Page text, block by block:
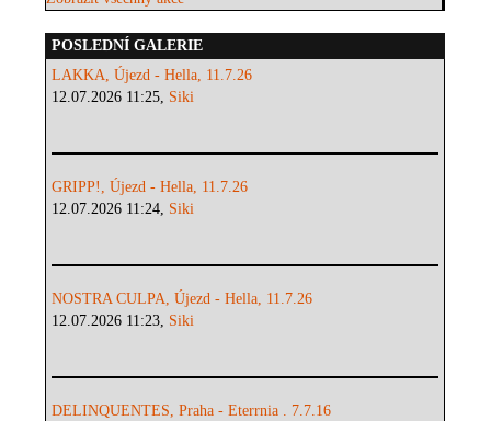
POSLEDNÍ GALERIE
LAKKA, Újezd - Hella, 11.7.26
12.07.2026 11:25, Siki
GRIPP!, Újezd - Hella, 11.7.26
12.07.2026 11:24, Siki
NOSTRA CULPA, Újezd - Hella, 11.7.26
12.07.2026 11:23, Siki
DELINQUENTES, Praha - Eterrnia . 7.7.16